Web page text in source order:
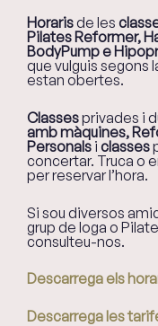
Horarisde les
Pilates Reformer,
BodyPump e
que vulguis segons
estan obertes.
Classesprivades i
amb màquines,
Personals i classes
concertar. Truca o
per reservar l’hora.
Si sou diversos
grup de Ioga o
consulteu-nos.
Descarrega els
Descarrega les